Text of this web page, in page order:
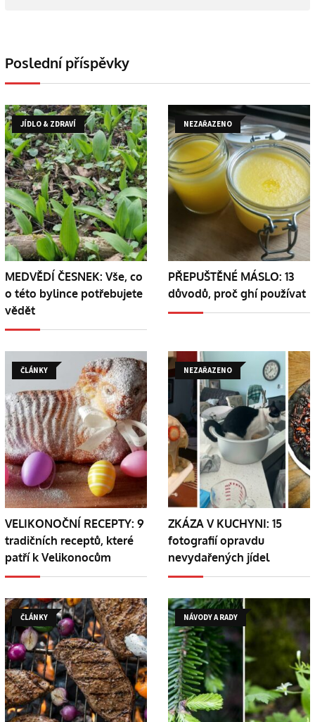
Poslední příspěvky
JÍDLO & ZDRAVÍ
MEDVĚDÍ ČESNEK: Vše, co
o této bylince potřebujete
vědět
NEZAŘAZENO
PŘEPUŠTĚNÉ MÁSLO: 13
důvodů, proč ghí používat
ČLÁNKY
VELIKONOČNÍ RECEPTY: 9
tradičních receptů, které
patří k Velikonocům
NEZAŘAZENO
ZKÁZA V KUCHYNI: 15
fotografií opravdu
nevydařených jídel
ČLÁNKY NÁVODY A RADY